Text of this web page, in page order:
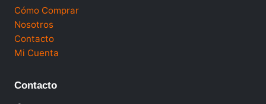
Cómo Comprar
Nosotros
Contacto
Mi Cuenta
Contacto